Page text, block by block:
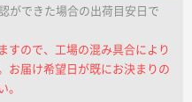
ができた場合の出荷目安日で
すので、工場の混み具合により
お届け希望日が既にお決まりの
。